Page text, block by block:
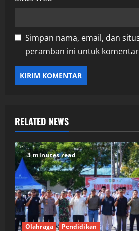
Simpan nama, email, dan
peramban ini untuk
RELATED NEWS
3 minutes read
Olahraga Pendidikan